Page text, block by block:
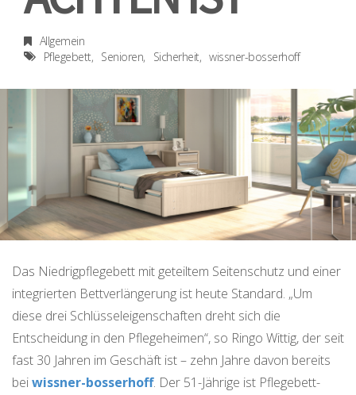
Allgemein
Pflegebett
Senioren Sicherheit wissner-bosserhoff
Das Niedrigpflegebett mit geteiltem Seitenschutz und einer
integrierten Bettverlängerung ist heute Standard. „Um
diese drei Schlüsseleigenschaften dreht sich die
Entscheidung in den Pflegeheimen“, so Ringo Wittig, der seit
fast 30 Jahren im Geschäft ist – zehn Jahre davon bereits
beiwissner-bosserhoff. Der 51-Jährige ist Pflegebett-